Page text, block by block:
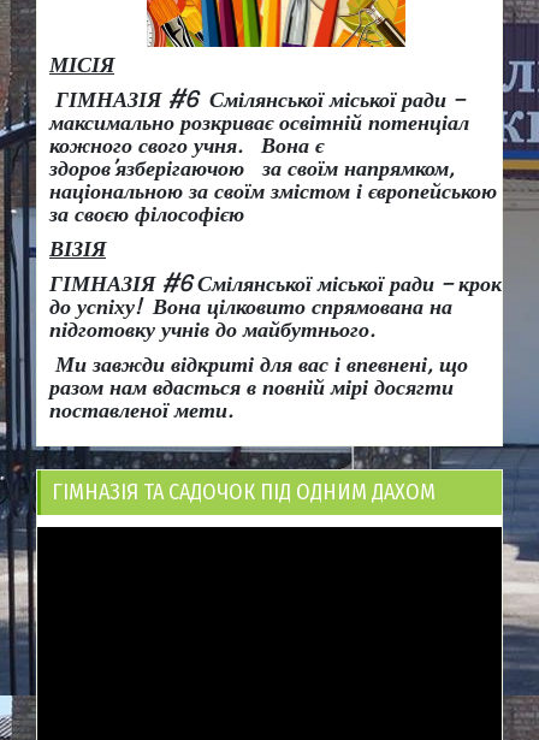
МІСІЯ
ГІМНАЗІЯ #6 Смілянської міської ради –
максимально розкриває освітній потенціал
кожного свого учня.
Вона є
здоров’язберігаючою за своїм напрямком,
національною за своїм змістом і європейською
за своєю філософією
ВІЗІЯ
ГІМНАЗІЯ #6 Смілянської міської ради – крок
до успіху! Вона цілковито спрямована на
підготовку учнів до майбутнього.
Ми завжди відкриті для вас і впевнені, що
разом нам вдасться в повній мірі досягти
поставленої мети.
ГІМНАЗІЯ ТА САДОЧОК ПІД ОДНИМ ДАХОМ